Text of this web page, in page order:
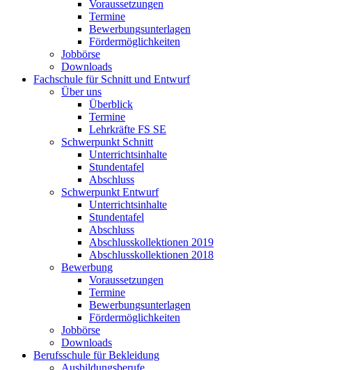
Voraussetzungen
Termine
Bewerbungsunterlagen
Fördermöglichkeiten
Jobbörse
Downloads
Fachschule für Schnitt und Entwurf
Über uns
Überblick
Termine
Lehrkräfte FS SE
Schwerpunkt Schnitt
Unterrichtsinhalte
Stundentafel
Abschluss
Schwerpunkt Entwurf
Unterrichtsinhalte
Stundentafel
Abschluss
Abschlusskollektionen 2019
Abschlusskollektionen 2018
Bewerbung
Voraussetzungen
Termine
Bewerbungsunterlagen
Fördermöglichkeiten
Jobbörse
Downloads
Berufsschule für Bekleidung
Ausbildungsberufe